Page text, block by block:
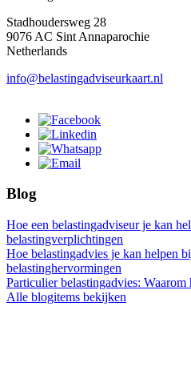
Stadhoudersweg 28
9076 AC Sint Annaparochie
Netherlands
info@belastingadviseurkaart.nl
Blog
Hoe een belastingadviseur je kan
belastingverplichtingen
Hoe belastingadvies je kan helpen
belastinghervormingen
Particulier belastingadvies: Waarom
Alle blogitems bekijken